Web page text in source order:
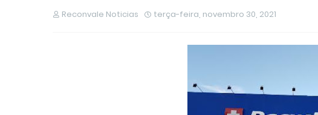
Reconvale Noticias terça-feira, novembro 30, 2021